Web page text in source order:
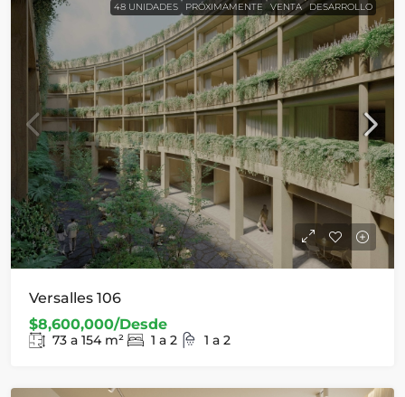
48 UNIDADES PRÓXIMAMENTE VENTA DESARROLLO
Versalles 106
$8,600,000/Desde
73 a 154 m² 1 a 2 1 a 2